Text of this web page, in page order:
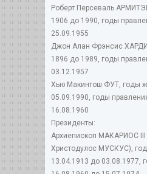
Роберт Персеваль
1906 до 1990, годы
25.09.1955
Джон Алан Фрэнсис
1896 до 1989, годы
03.12.1957
Хью Макинтош ФУТ, годы
05.09.1990, годы
16.08.1960
Президенты:
Архиепископ МАКАРИОС III
Христодулос МУСКУС),
13.04.1913 до 03.08.1977,